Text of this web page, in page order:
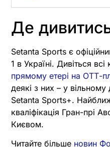
Де
Setanta Sports є
1 в Україні. Дивіться всі
прямому етері на ОТТ-
деякі з них – у вільному
Setanta Sports+.
кваліфікація Гран-прі
Києвом.
Читайте більше новин